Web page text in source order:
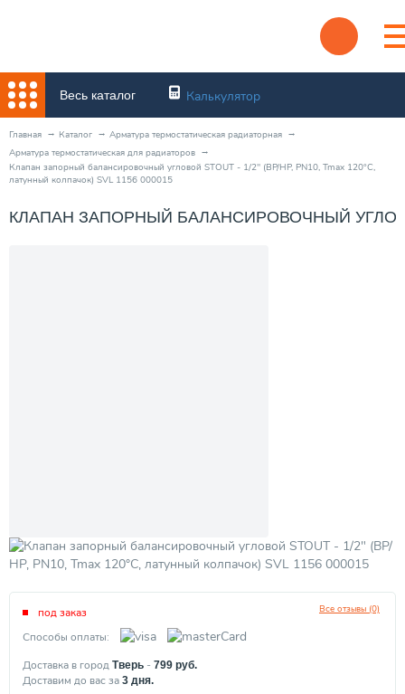
Весь каталог Калькулятор
Главная Каталог
Арматура термостатическая радиаторная
Арматура термостатическая для радиаторов
Клапан запорный балансировочный угловой STOUT - 1/2" (ВР/НР, PN10, Tmax 120°С,
латунный колпачок) SVL 1156 000015
КЛАПАН ЗАПОРНЫЙ БАЛАНСИРОВОЧНЫЙ
Все отзывы (0)
под заказ
Способы оплаты:
Доставка в город Тверь - 799 руб.
Доставим до вас за 3 дня.